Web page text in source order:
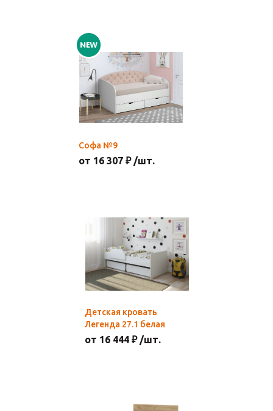
Софа №9
от 16 307 ₽ /шт.
Детская кровать
Легенда 27.1 белая
от 16 444 ₽ /шт.